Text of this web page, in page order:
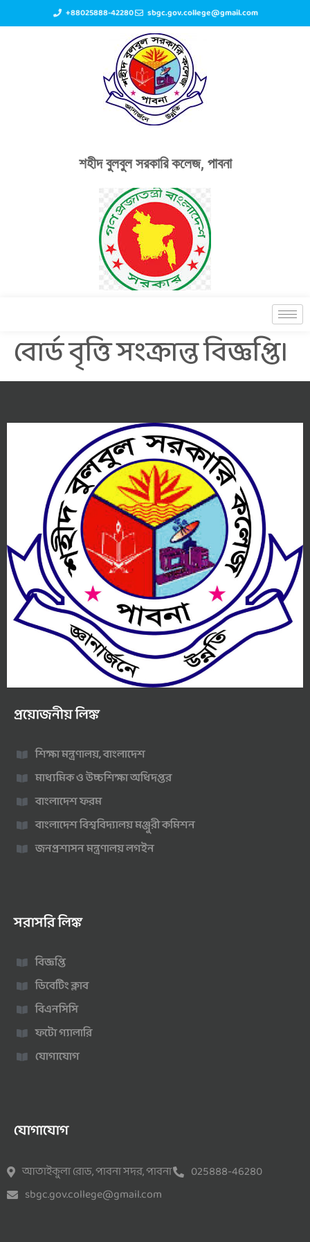
+88025888-42280 sbgc.gov.college@gmail.com
শহীদ বুলবুল সরকারি কলেজ, পাবনা
বোর্ড বৃত্তি সংক্রান্ত বিজ্ঞপ্তি।
প্রয়োজনীয় লিঙ্ক
শিক্ষা মন্ত্রণালয়, বাংলাদেশ
মাধ্যমিক ও উচ্চশিক্ষা অধিদপ্তর
বাংলাদেশ ফরম
বাংলাদেশ বিশ্ববিদ্যালয় মঞ্জুরী কমিশন
জনপ্রশাসন মন্ত্রণালয় লগইন
সরাসরি লিঙ্ক
বিজ্ঞপ্তি
ডিবেটিং ক্লাব
বিএনসিসি
ফটো গ্যালারি
যোগাযোগ
যোগাযোগ
আতাইকুলা রোড, পাবনা সদর, পাবনা
025888-46280
sbgc.gov.college@gmail.com